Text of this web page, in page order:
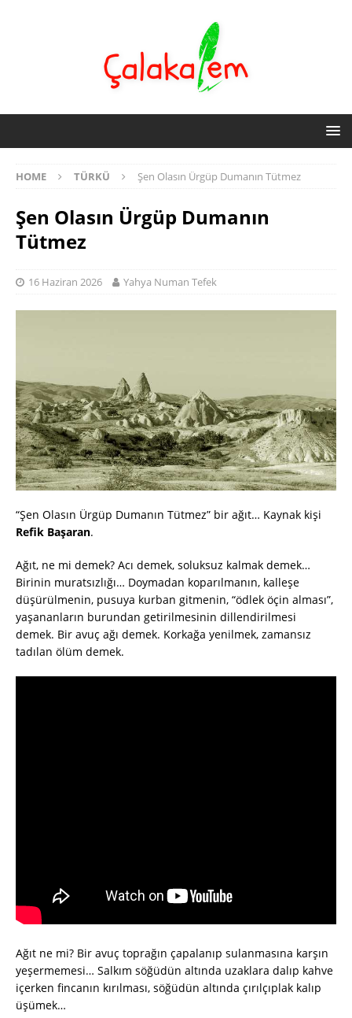
HOME TÜRKÜ Şen Olasın Ürgüp Dumanın Tütmez
Şen Olasın Ürgüp Dumanın
Tütmez
16 Haziran 2026 Yahya Numan Tefek
“Şen Olasın Ürgüp Dumanın Tütmez” bir ağıt… Kaynak kişi
Refik Başaran.
Ağıt, ne mi demek? Acı demek, soluksuz kalmak demek…
Birinin muratsızlığı… Doymadan koparılmanın, kalleşe
düşürülmenin, pusuya kurban gitmenin, “ödlek öçin alması”,
yaşananların burundan getirilmesinin dillendirilmesi
demek. Bir avuç ağı demek. Korkağa yenilmek, zamansız
tadılan ölüm demek.
Ağıt ne mi? Bir avuç toprağın çapalanıp sulanmasına karşın
yeşermemesi… Salkım söğüdün altında uzaklara dalıp kahve
içerken fincanın kırılması, söğüdün altında çırılçıplak kalıp
üşümek…